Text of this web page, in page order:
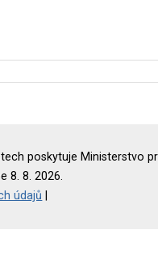
poskytuje Ministerstvo
8. 8. 2026.
údajů